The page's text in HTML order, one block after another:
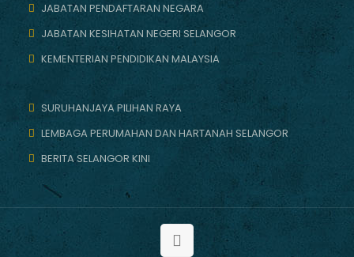
JABATAN PENDAFTARAN NEGARA
JABATAN KESIHATAN NEGERI SELANGOR
KEMENTERIAN PENDIDIKAN MALAYSIA
SURUHANJAYA PILIHAN RAYA
LEMBAGA PERUMAHAN DAN HARTANAH SELANGOR
BERITA SELANGOR KINI